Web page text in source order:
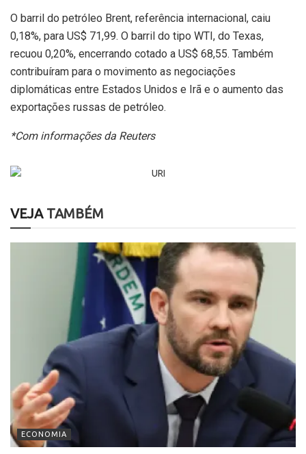
O barril do petróleo Brent, referência internacional, caiu
0,18%, para US$ 71,99. O barril do tipo WTI, do Texas,
recuou 0,20%, encerrando cotado a US$ 68,55. Também
contribuíram para o movimento as negociações
diplomáticas entre Estados Unidos e Irã e o aumento das
exportações russas de petróleo.
*Com informações da Reuters
VEJATAMBÉM
ECONOMIA